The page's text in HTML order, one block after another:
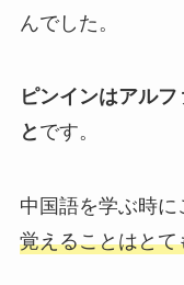
んでした。
ピンインはアル
と です。
中国語を学ぶ時
覚えることはとて